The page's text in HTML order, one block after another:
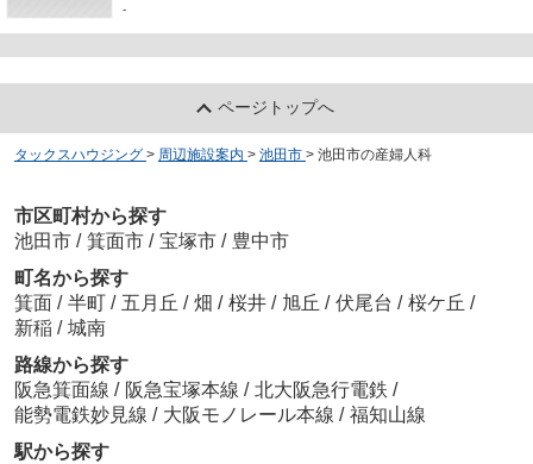
-
ページトップへ
タックスハウジング > 周辺施設案内 > 池田市 > 池田市の産婦人科
市区町村から探す
池田市 / 箕面市 / 宝塚市 / 豊中市
町名から探す
箕面 / 半町 / 五月丘 / 畑 / 桜井 / 旭丘 / 伏尾台 / 桜ケ丘 /
新稲 / 城南
路線から探す
阪急箕面線 / 阪急宝塚本線 / 北大阪急行電鉄 /
能勢電鉄妙見線 / 大阪モノレール本線 / 福知山線
駅から探す